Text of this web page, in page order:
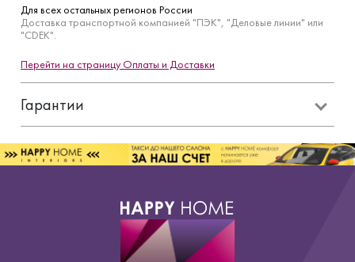
Для всех остальных регионов России
Доставка транспортной компанией "ПЭК", "Деловые линии" или
"CDEK".
Перейти на страницу Оплаты и Доставки
Гарантии